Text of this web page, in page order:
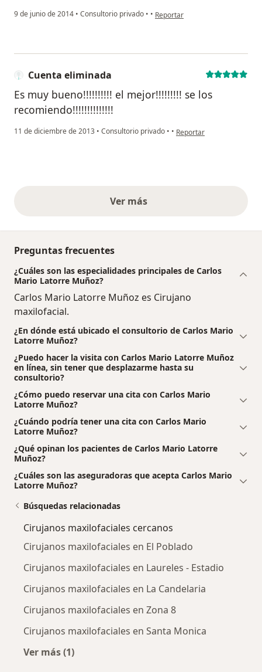
9 de junio de 2014 • Consultorio privado • • en opinión del usuario paciente
Reportar
Cuenta eliminada
Es muy bueno!!!!!!!!!! el mejor!!!!!!!!! se los
recomiendo!!!!!!!!!!!!!!
11 de diciembre de 2013 • Consultorio privado • • en opinión del usuario
Reportar
Ver másopiniones anteriores
Preguntas frecuentes
¿Cuáles son las especialidades principales de Carlos
Mario Latorre Muñoz?
Carlos Mario Latorre Muñoz es Cirujano
maxilofacial.
¿En dónde está ubicado el consultorio de Carlos Mario
Latorre Muñoz?
¿Puedo hacer la visita con Carlos Mario Latorre Muñoz
en línea, sin tener que desplazarme hasta su
consultorio?
¿Cómo puedo reservar una cita con Carlos Mario
Latorre Muñoz?
¿Cuándo podría tener una cita con Carlos Mario
Latorre Muñoz?
¿Qué opinan los pacientes de Carlos Mario Latorre
Muñoz?
¿Cuáles son las aseguradoras que acepta Carlos Mario
Latorre Muñoz?
Búsquedas relacionadas
Cirujanos maxilofaciales cercanos
Cirujanos maxilofaciales en El Poblado
Cirujanos maxilofaciales en Laureles - Estadio
Cirujanos maxilofaciales en La Candelaria
Cirujanos maxilofaciales en Zona 8
Cirujanos maxilofaciales en Santa Monica
Ver más (1)